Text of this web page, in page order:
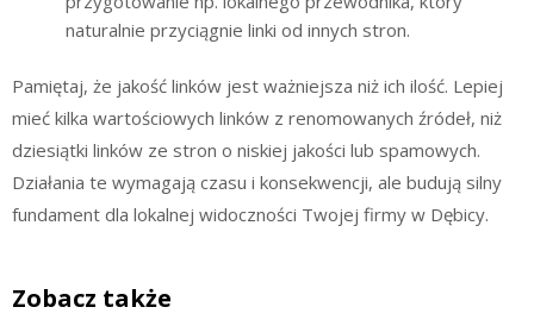
naturalnie przyciągnie linki od innych stron.
Pamiętaj, że jakość linków jest ważniejsza niż ich ilość. Lepiej
mieć kilka wartościowych linków z renomowanych źródeł, niż
dziesiątki linków ze stron o niskiej jakości lub spamowych.
Działania te wymagają czasu i konsekwencji, ale budują silny
fundament dla lokalnej widoczności Twojej firmy w Dębicy.
Zobacz także